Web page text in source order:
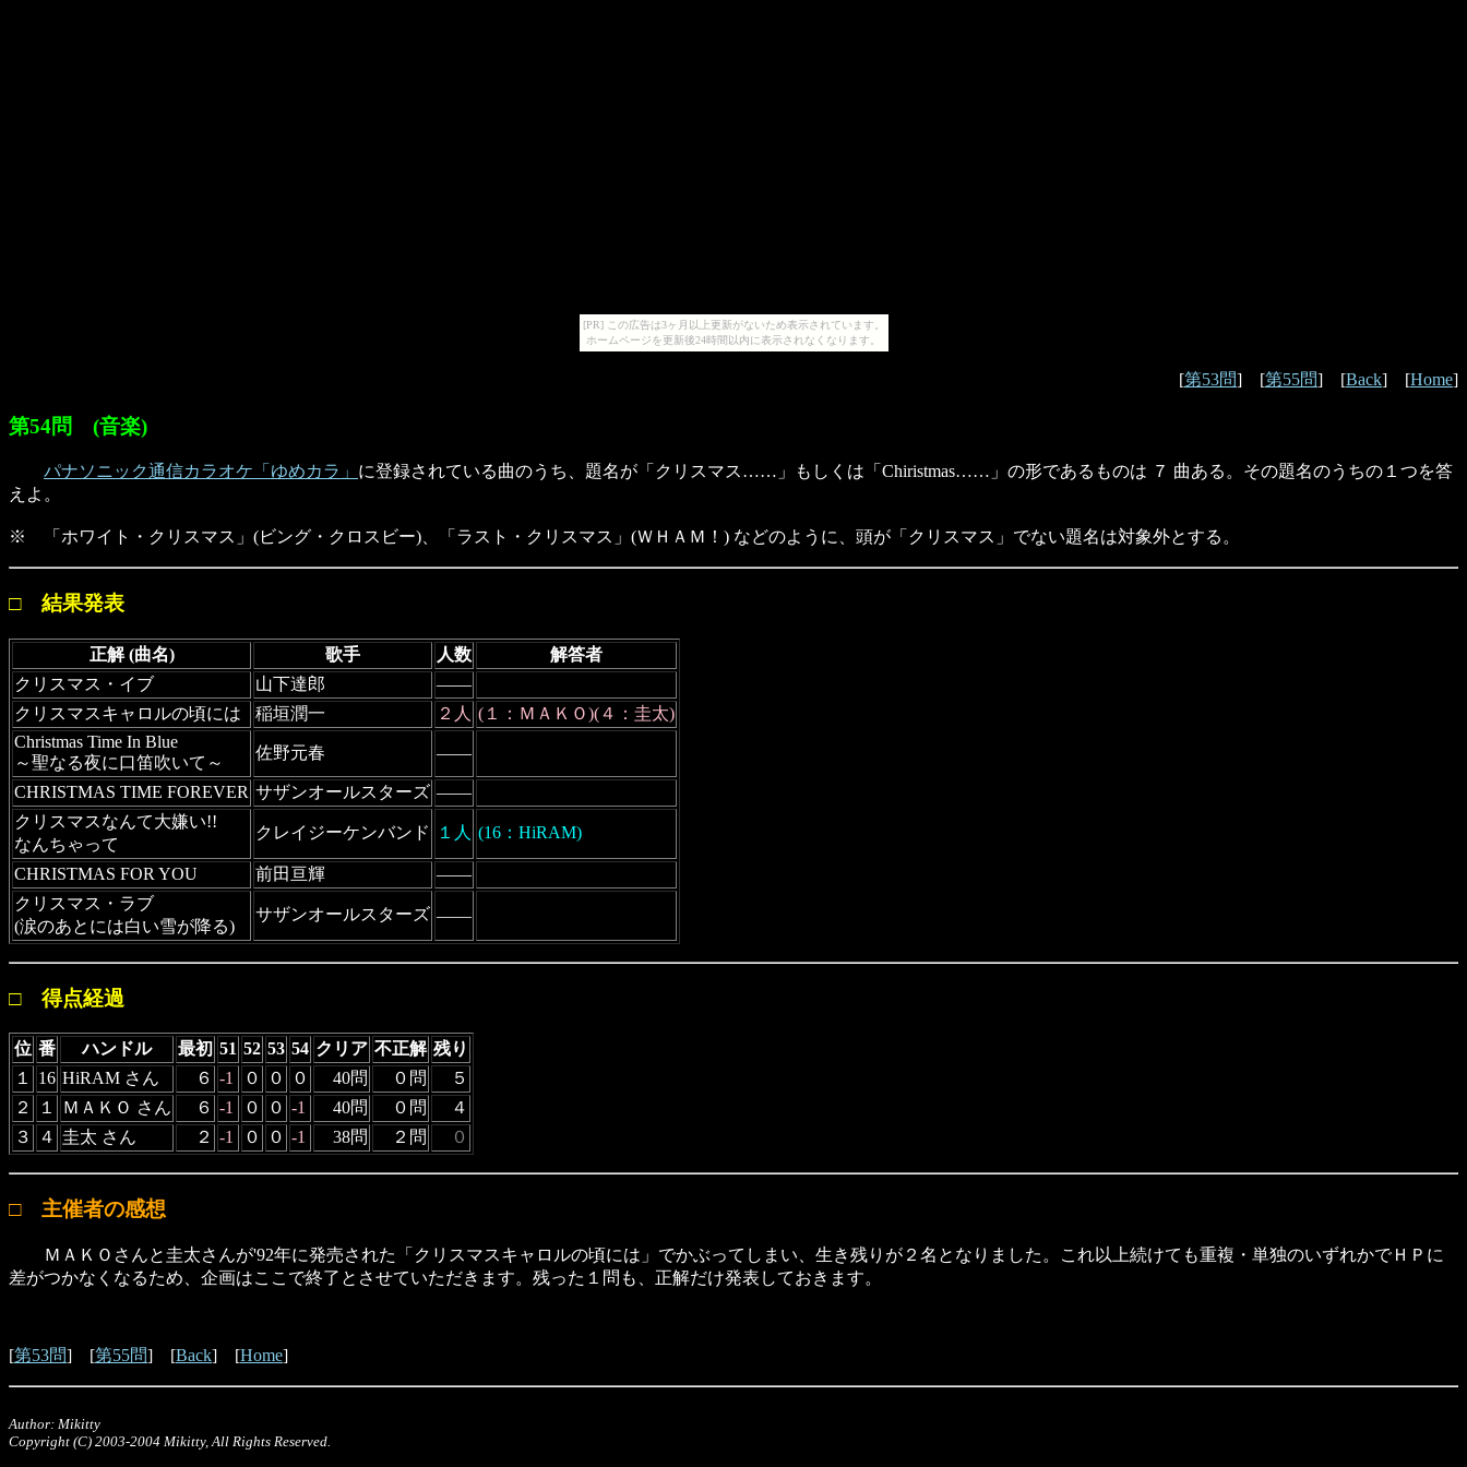
[PR] この広告は3ヶ月以上更新がないため表示されています。
ホームページを更新後24時間以内に表示されなくなります。
[第53問] [第55問] [Back] [Home]
第54問 (音楽)
パナソニック通信カラオケ「ゆめカラ」 に登録されている曲のうち、題名が「クリスマス……」もしくは「Chiristmas……」の形であるものは ７ 曲ある。その題名のうちの１つを答
えよ。
※ 「ホワイト・クリスマス」(ビング・クロスビー)、「ラスト・クリスマス」(ＷＨＡＭ！) などのように、頭が「クリスマス」でない題名は対象外とする。
□ 結果発表
正解 (曲名) 歌手 人数
解答者
クリスマス・イブ
山下達郎
――
クリスマスキャロルの頃には
稲垣潤一 ２人 (１：ＭＡＫＯ)(４：圭太)
Christmas Time In Blue
～聖なる夜に口笛吹いて～
佐野元春 ――
CHRISTMAS TIME FOREVER サザンオールスターズ ――
クリスマスなんて大嫌い!!
なんちゃって
クレイジーケンバンド １人 (16：HiRAM)
CHRISTMAS FOR YOU 前田亘輝
――
クリスマス・ラブ
(涙のあとには白い雪が降る)
サザンオールスターズ ――
□ 得点経過
位 番 ハンドル 最初 51 52 53 54 クリア 不正解 残り
１
16 HiRAM さん ６ -1 ０ ０ ０ 40問 ０問
５
２
１ ＭＡＫＯ さん ６ -1 ０ ０ -1 40問 ０問
４
３
４ 圭太 さん ２ -1 ０ ０ -1 38問 ２問 ０
□ 主催者の感想
ＭＡＫＯさんと圭太さんが'92年に発売された「クリスマスキャロルの頃には」でかぶってしまい、生き残りが２名となりました。これ以上続けても重複・単独のいずれかでＨＰに
差がつかなくなるため、企画はここで終了とさせていただきます。残った１問も、正解だけ発表しておきます。
[第53問] [第55問] [Back] [Home]
Author: Mikitty
Copyright (C) 2003-2004 Mikitty, All Rights Reserved.